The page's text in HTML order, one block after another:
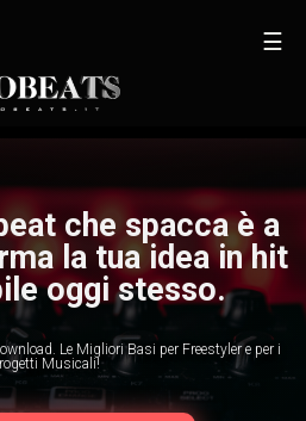
☰
che spacca è a
la tua idea in hit
oggi stesso.
Le Migliori Basi per Freestyler e per i
Musicali!